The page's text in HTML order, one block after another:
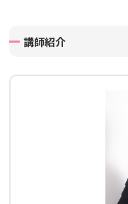
講師紹介